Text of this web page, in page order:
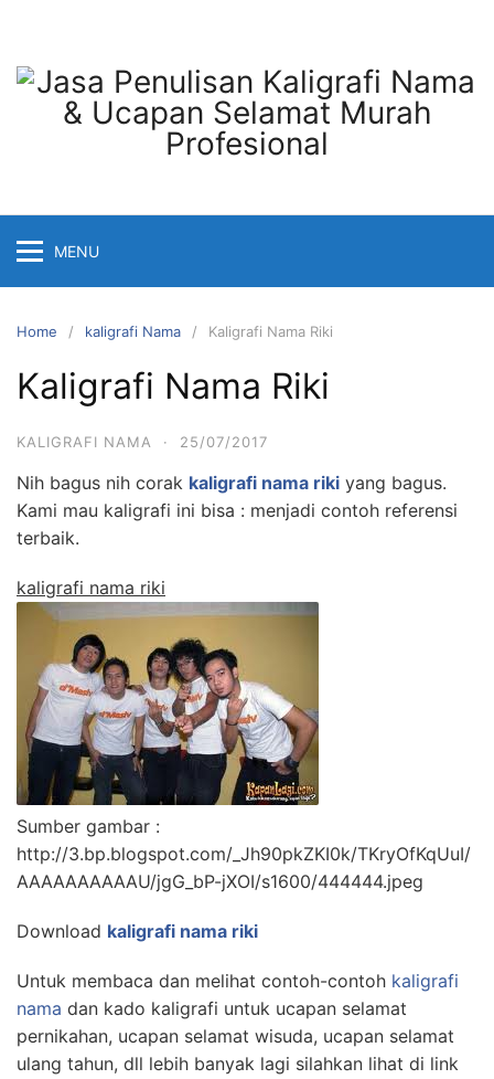
content
MENU
Home kaligrafi Nama Kaligrafi Nama Riki
Kaligrafi Nama Riki
KALIGRAFI NAMA · 25/07/2017
Nih bagus nih corak kaligrafi nama riki yang bagus.
Kami mau kaligrafi ini bisa : menjadi contoh referensi
terbaik.
kaligrafi nama riki
Sumber gambar :
http://3.bp.blogspot.com/_Jh90pkZKI0k/TKryOfKqUuI/
AAAAAAAAAAU/jgG_bP-jXOI/s1600/444444.jpeg
Download kaligrafi nama riki
Untuk membaca dan melihat contoh-contoh kaligrafi
nama dan kado kaligrafi untuk ucapan selamat
pernikahan, ucapan selamat wisuda, ucapan selamat
ulang tahun, dll lebih banyak lagi silahkan lihat di link